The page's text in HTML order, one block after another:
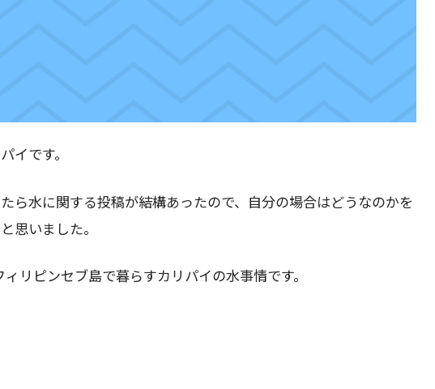
イです。
ら水に関する投稿が結構あったので、自分の場合はどうなのかを
思いました。
リピンセブ島で暮らすカリパイの水事情です。